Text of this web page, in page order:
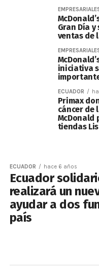
Gran Día
ventas de
iniciativa
ECUADOR
Primax
cáncer de
McDonald
tiendas
ECUADOR hace 6 años
Ecuador
realizará un
ayudar a dos
país